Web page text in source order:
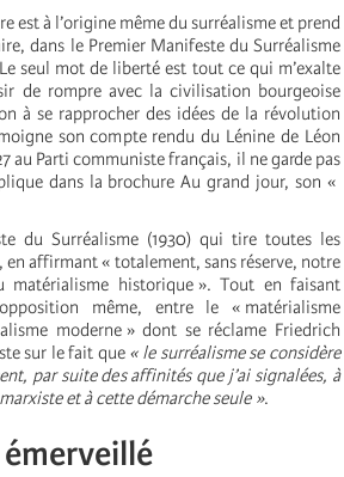
est à l’origine même du surréalisme et prend
dans le Premier Manifeste du Surréalisme
seul mot de liberté est tout ce qui m’exalte
de rompre avec la civilisation bourgeoise
à se rapprocher des idées de la révolution
son compte rendu du Lénine de Léon
au Parti communiste français, il ne garde pas
dans la brochure Au grand jour, son «
du Surréalisme (1930) qui tire toutes les
en affirmant « totalement, sans réserve, notre
matérialisme historique ». Tout en faisant
même, entre le « matérialisme
moderne » dont se réclame Friedrich
sur le fait que « le surréalisme se considère
par suite des affinités que j’ai signalées, à
et à cette démarche seule ».